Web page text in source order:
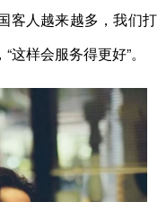
客人越来越多，我们打
样会服务得更好”。